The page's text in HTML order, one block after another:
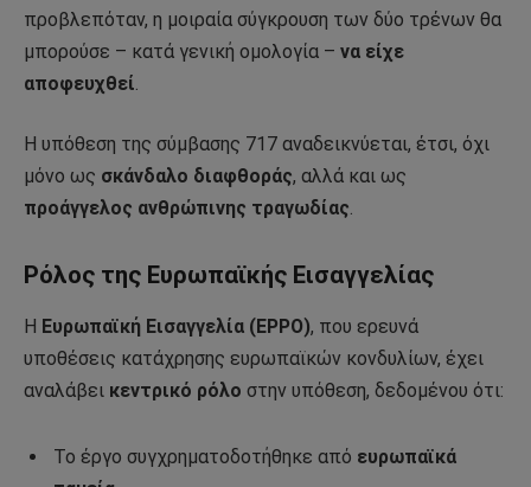
προβλεπόταν, η μοιραία σύγκρουση των δύο τρένων θα
μπορούσε – κατά γενική ομολογία – να είχε
αποφευχθεί
Η υπόθεση της σύμβασης 717 αναδεικνύεται, έτσι, όχι
μόνο ως σκάνδαλο διαφθοράς, αλλά και ως
προάγγελος ανθρώπινης τραγωδίας.
Ρόλος της Ευρωπαϊκής Εισαγγελίας
Η Ευρωπαϊκή Εισαγγελία (EPPO), που ερευνά
υποθέσεις κατάχρησης ευρωπαϊκών κονδυλίων, έχει
αναλάβει κεντρικό ρόλο στην υπόθεση, δεδομένου ότι:
Το έργο συγχρηματοδοτήθηκε από ευρωπαϊκά